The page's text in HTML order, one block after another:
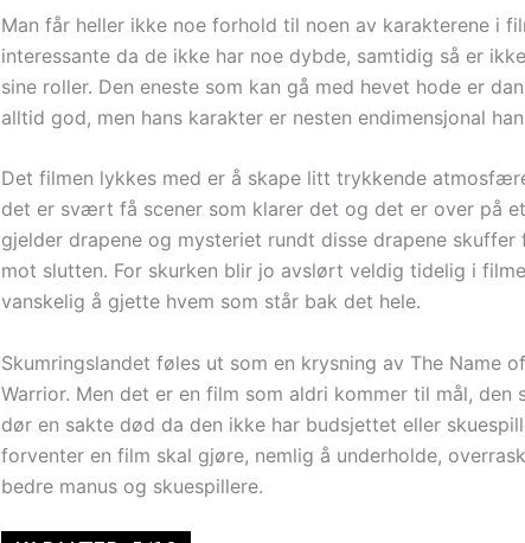
Man får heller ikke noe forhold til noen av karakterene i
interessante da de ikke har noe dybde, samtidig så er
sine roller. Den eneste som kan gå med hevet hode er
alltid god, men hans karakter er nesten endimensjonal
Det filmen lykkes med er å skape litt trykkende
det er svært få scener som klarer det og det er over på
gjelder drapene og mysteriet rundt disse drapene
mot slutten. For skurken blir jo avslørt veldig tidelig i
vanskelig å gjette hvem som står bak det hele.
Skumringslandet føles ut som en krysning av The Name
Warrior. Men det er en film som aldri kommer til mål, den
dør en sakte død da den ikke har budsjettet eller
forventer en film skal gjøre, nemlig å underholde,
bedre manus og skuespillere.